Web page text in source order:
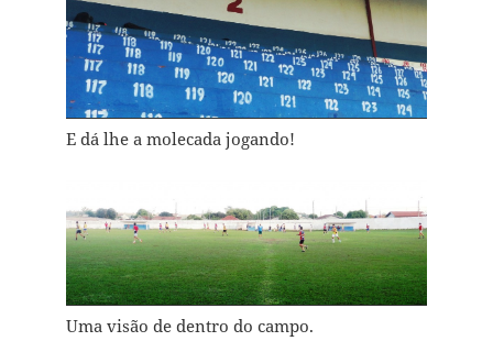
E dá lhe a molecada jogando!
Uma visão de dentro do campo.